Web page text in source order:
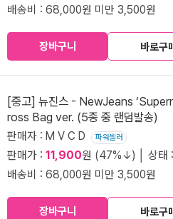
배송비 : 68,000원 미만 3,500원
장바구니 바로구
[중고] 뉴진스 - NewJeans
ross Bag ver. (5종 중 랜덤발송)
판매자 : M V C D 파워셀러
판매가 : 11,900원 (47%↓) │ 상태 :
배송비 : 68,000원 미만 3,500원
장바구니 바로구